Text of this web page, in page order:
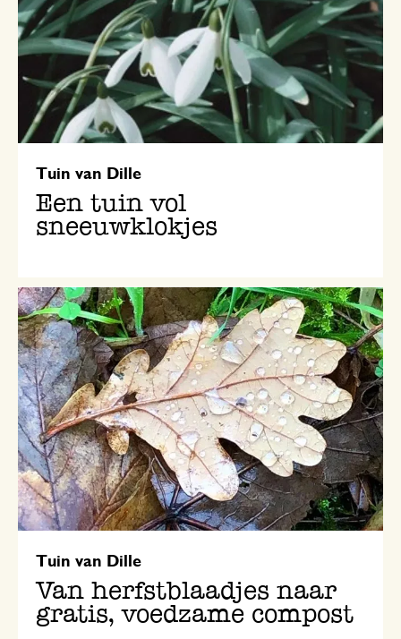
Tuin van Dille
Een tuin vol
sneeuwklokjes
Tuin van Dille
Van herfstblaadjes naar
gratis, voedzame compost